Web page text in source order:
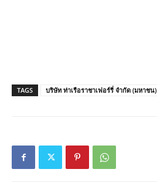
TAGS บริษัท ท่าเรือราชาเฟอร์รี่ จำกัด (มหาชน)